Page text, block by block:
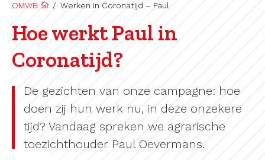
OMWB / Werken in Coronatijd – Paul
Hoe werkt Paul in
Coronatijd?
De gezichten van onze campagne: hoe
doen zij hun werk nu, in deze onzekere
tijd? Vandaag spreken we agrarische
toezichthouder Paul Oevermans.